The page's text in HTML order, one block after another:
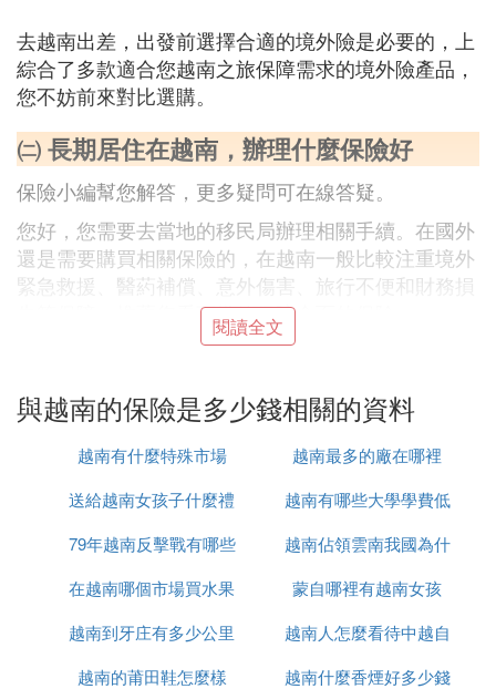
去越南出差，出發前選擇合適的境外險是必要的，上
綜合了多款適合您越南之旅保障需求的境外險產品，
您不妨前來對比選購。
㈡ 長期居住在越南，辦理什麼保險好
保險小編幫您解答，更多疑問可在線答疑。
您好，您需要去當地的移民局辦理相關手續。在國外
還是需要購買相關保險的，在越南一般比較注重境外
緊急救援、醫葯補償、意外傷害、旅行不便和財務損
失等保障。推薦您看下幾款保障全面的保險：
美亞「樂悠遊」境外旅行保障計劃（計劃二）
元/天住院津貼保障；
費用無免賠額限制；
3、承保旅行綁架及非法拘禁，承保恐怖分子造成的
意外傷害；
4、附加財產損失、旅行延誤、旅行證件遺及個人責
1、意外傷害保險金20萬元，醫療保險金10萬元；
2、24小時緊急救援服務；醫療費用提前墊付，醫療
閱讀全文
與越南的保險是多少錢相關的資料
越南有什麼特殊市場
越南最多的廠在哪裡
送給越南女孩子什麼禮
物
越南有哪些大學學費低
79年越南反擊戰有哪些
人
越南佔領雲南我國為什
麼未先進攻
在越南哪個市場買水果
最便宜
蒙自哪裡有越南女孩
越南到牙庄有多少公里
越南人怎麼看待中越自
衛戰
越南的莆田鞋怎麼樣
越南什麼香煙好多少錢